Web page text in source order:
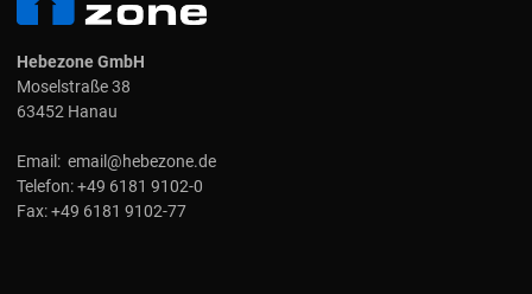
Hebezone GmbH
Moselstraße 38
63452 Hanau
Email: email@hebezone.de
Telefon:+49 6181 9102-0
Fax:+49 6181 9102-77